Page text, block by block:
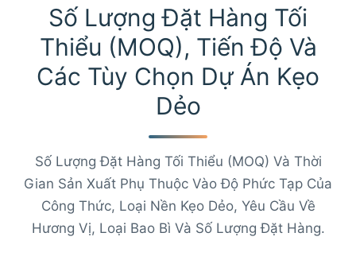
Số Lượng Đặt Hàng Tối
Thiểu (MOQ), Tiến Độ Và
Các Tùy Chọn Dự Án Kẹo
Dẻo
Số Lượng Đặt Hàng Tối Thiểu (MOQ) Và Thời
Gian Sản Xuất Phụ Thuộc Vào Độ Phức Tạp Của
Công Thức, Loại Nền Kẹo Dẻo, Yêu Cầu Về
Hương Vị, Loại Bao Bì Và Số Lượng Đặt Hàng.